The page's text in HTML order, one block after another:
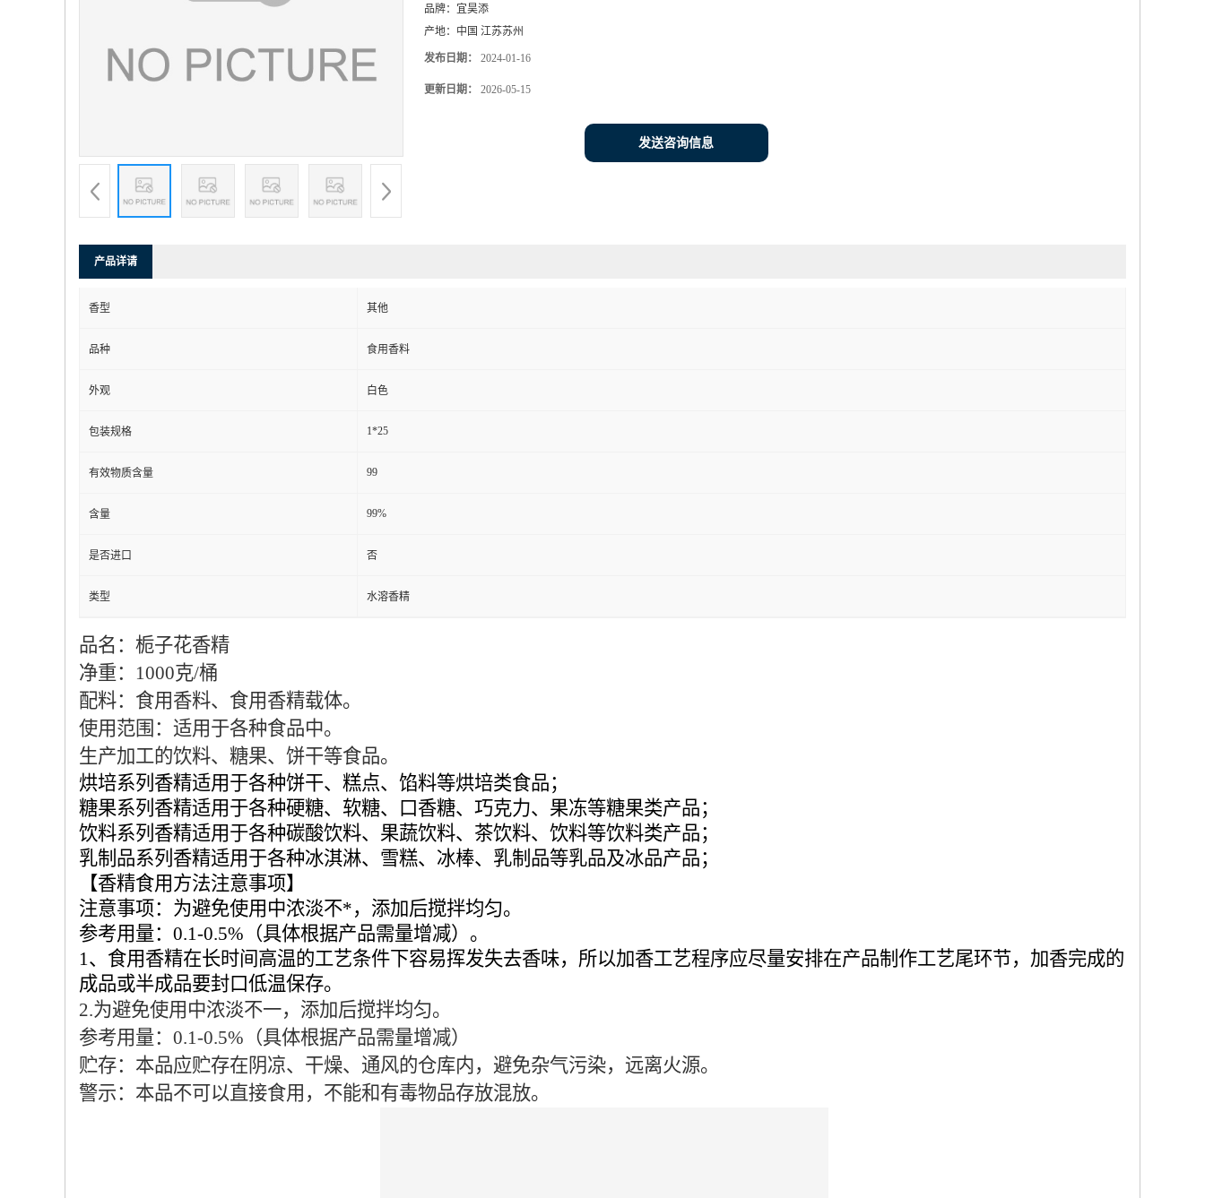
品牌： 宜昊添
产地： 中国 江苏苏州
发布日期： 2024-01-16
更新日期： 2026-05-15
发送咨询信息
产品详请
香型 其他
品种 食用香料
外观 白色
包装规格 1*25
有效物质含量 99
含量 99%
是否进口 否
类型 水溶香精
品名： 栀子花香精
净重：1000克/桶
配料：食用香料、食用香精载体。
使用范围：适用于各种食品中。
生产加工的饮料、糖果、饼干等食品。
烘培系列香精适用于各种饼干、糕点、馅料等烘培类食品；
糖果系列香精适用于各种硬糖、软糖、口香糖、巧克力、果冻等糖果类产品；
饮料系列香精适用于各种碳酸饮料、果蔬饮料、茶饮料、饮料等饮料类产品；
乳制品系列香精适用于各种冰淇淋、雪糕、冰棒、乳制品等乳品及冰品产品；
【香精食用方法注意事项】
注意事项：为避免使用中浓淡不*，添加后搅拌均匀。
参考用量：0.1-0.5%（具体根据产品需量增减）。
1、食用香精在长时间高温的工艺条件下容易挥发失去香味，所以加香工艺程序应尽量安排在产品制作工艺尾环节，加香完成的
成品或半成品要封口低温保存。
2.为避免使用中浓淡不一，添加后搅拌均匀。
参考用量：0.1-0.5%（具体根据产品需量增减）
贮存：本品应贮存在阴凉、干燥、通风的仓库内，避免杂气污染，远离火源。
警示：本品不可以直接食用，不能和有毒物品存放混放。